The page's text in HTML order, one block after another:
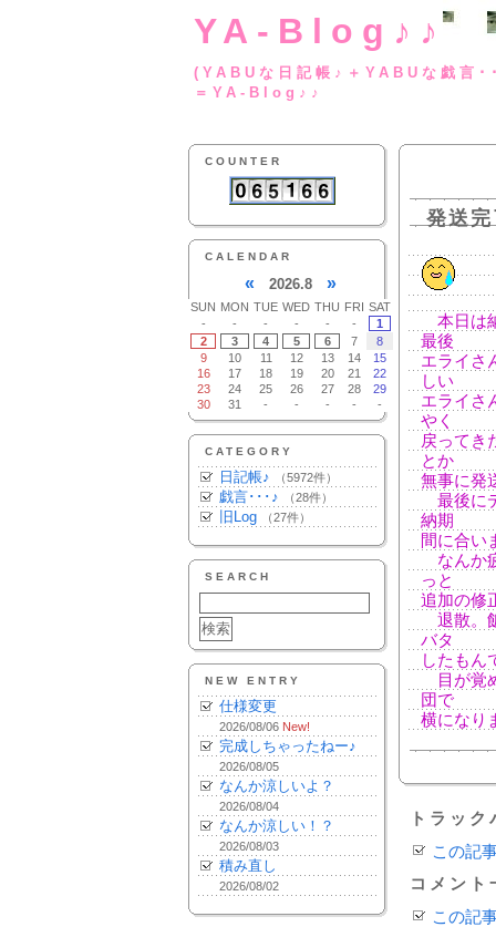
YA-Blog♪♪
(YABUな日記帳♪
＝YA-Blog♪♪
COUNTER
CALENDAR
« 2026.8 »
SUN MON TUE WED THU FRI SAT
-
- - - - -
1
2
3 4 5 6 7
8
9
10 11 12 13 14
15
16
17 18 19 20 21
22
23
24 25 26 27 28
29
30
31 - - - - -
CATEGORY
日記帳♪ （5972件）
戯言･･･♪ （28件）
旧Log （27件）
SEARCH
NEW ENTRY
仕様変更
2026/08/06 New!
完成しちゃったねー♪
2026/08/05
なんか涼しいよ？
2026/08/04
なんか涼しい！？
2026/08/03
積み直し
2026/08/02
発送
本日は
最後
エライさ
しい
エライさ
やく
戻ってき
とか
無事に発
最後に
納期
間に合い
なんか
っと
追加の修
退散。
バタ
したもん
目が覚
団で
横になり
トラッ
この記
コメント
この記